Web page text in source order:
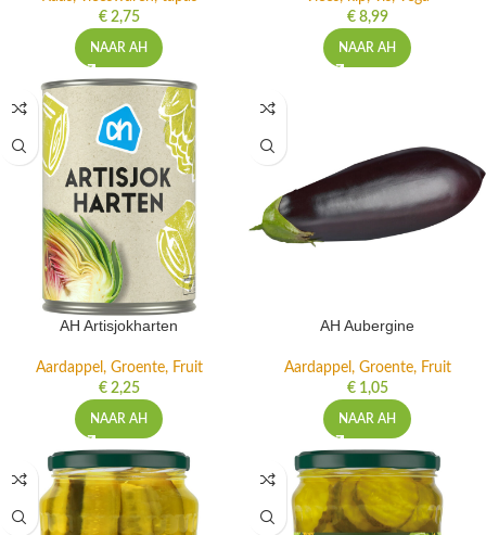
€2,75
NAAR AH
€8,99
NAAR AH
AH Artisjokharten
Aardappel, Groente, Fruit
€2,25
NAAR AH
AH Aubergine
Aardappel, Groente, Fruit
€1,05
NAAR AH